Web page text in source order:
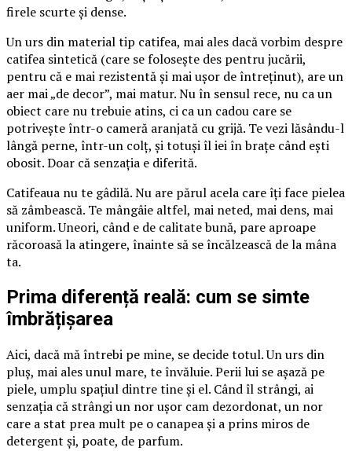
firele scurte și dense.
Un urs din material tip catifea, mai ales dacă vorbim despre
catifea sintetică (care se folosește des pentru jucării,
pentru că e mai rezistentă și mai ușor de întreținut), are un
aer mai „de decor”, mai matur. Nu în sensul rece, nu ca un
obiect care nu trebuie atins, ci ca un cadou care se
potrivește într-o cameră aranjată cu grijă. Te vezi lăsându-l
lângă perne, într-un colț, și totuși îl iei în brațe când ești
obosit. Doar că senzația e diferită.
Catifeaua nu te gâdilă. Nu are părul acela care îți face pielea
să zâmbească. Te mângâie altfel, mai neted, mai dens, mai
uniform. Uneori, când e de calitate bună, pare aproape
răcoroasă la atingere, înainte să se încălzească de la mâna
ta.
Prima diferență reală: cum se simte
îmbrățișarea
Aici, dacă mă întrebi pe mine, se decide totul. Un urs din
pluș, mai ales unul mare, te învăluie. Perii lui se așază pe
piele, umplu spațiul dintre tine și el. Când îl strângi, ai
senzația că strângi un nor ușor cam dezordonat, un nor
care a stat prea mult pe o canapea și a prins miros de
detergent și, poate, de parfum.